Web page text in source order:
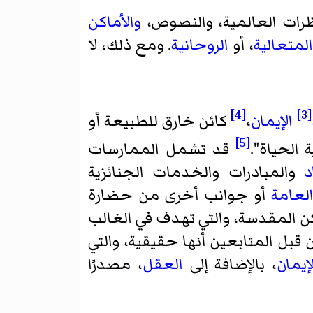
العالمية، والنصوص، والأماكن
المتعالية، أو الروحانية. ومع ذلك، لا
[3] الإيمان،[4]
كائن خارق للطبيعة أو
الحياة".[5]
قد تشمل الممارسات
والمبادرات والخدمات الجنائزية
أو جوانب أخرى من حضارة
المقدسة، والتي تهدف في الغالب
المتابعين أنها حقيقية، والتي
، بالإضافة إلى العقل، مصدرًا